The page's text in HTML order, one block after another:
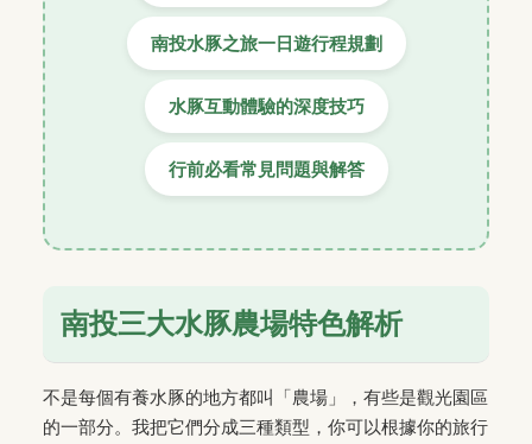
南投水豚之旅一日遊行程規劃
水豚互動體驗的深度技巧
行前必看常見問題與解答
南投三大水豚農場特色解析
不是每個有養水豚的地方都叫「農場」，有些是觀光園區
的一部分。我把它們分成三種類型，你可以根據你的旅行